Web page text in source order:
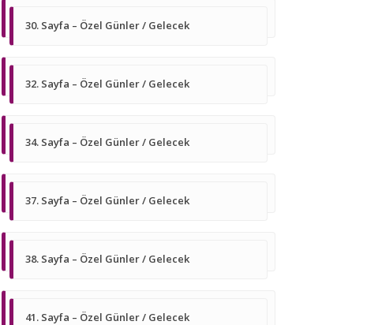
30. Sayfa – Özel Günler / Gelecek
32. Sayfa – Özel Günler / Gelecek
34. Sayfa – Özel Günler / Gelecek
37. Sayfa – Özel Günler / Gelecek
38. Sayfa – Özel Günler / Gelecek
41. Sayfa – Özel Günler / Gelecek